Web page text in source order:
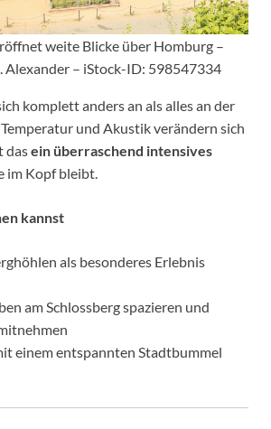
weite Blicke über Homburg –
Alexander – iStock-ID: 598547334
komplett anders an als alles an der
und Akustik verändern sich
dasein überraschend intensives
im Kopf bleibt.
kannst
als besonderes Erlebnis
am Schlossberg spazieren und
einem entspannten Stadtbummel